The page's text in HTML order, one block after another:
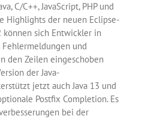
C/C++, JavaScript, PHP und
Highlights der neuen Eclipse-
können sich Entwickler in
und
den Zeilen eingeschoben
der Java-
jetzt auch Java 13 und
Postfix Completion. Es
bei der